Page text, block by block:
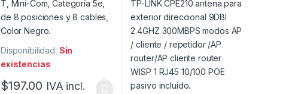
Disponibilidad: Sin
existencias
$197.00 IVA incl.